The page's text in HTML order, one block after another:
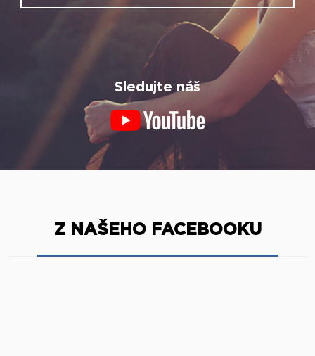
Sledujte náš
Z NAŠEHO FACEBOOKU